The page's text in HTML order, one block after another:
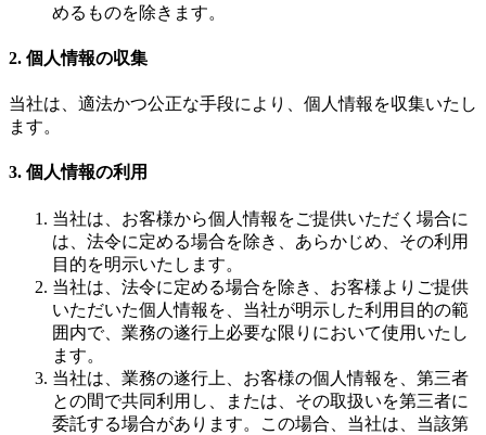
めるものを除きます。
2. 個人情報の収集
当社は、適法かつ公正な手段により、個人情報を収集いたし
ます。
3. 個人情報の利用
当社は、お客様から個人情報をご提供いただく場合に
は、法令に定める場合を除き、あらかじめ、その利用
目的を明示いたします。
当社は、法令に定める場合を除き、お客様よりご提供
いただいた個人情報を、当社が明示した利用目的の範
囲内で、業務の遂行上必要な限りにおいて使用いたし
ます。
当社は、業務の遂行上、お客様の個人情報を、第三者
との間で共同利用し、または、その取扱いを第三者に
委託する場合があります。この場合、当社は、当該第